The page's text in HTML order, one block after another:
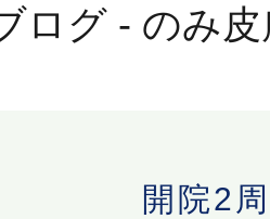
ログ - のみ
開院2